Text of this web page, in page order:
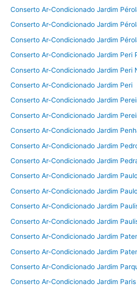
Conserto Ar-Condicionado Jardim
Conserto Ar-Condicionado Jardim
Conserto Ar-Condicionado Jardim
Conserto Ar-Condicionado Jardim Peri
Conserto Ar-Condicionado Jardim Peri
Conserto Ar-Condicionado Jardim Peri
Conserto Ar-Condicionado Jardim
Conserto Ar-Condicionado Jardim
Conserto Ar-Condicionado Jardim
Conserto Ar-Condicionado Jardim
Conserto Ar-Condicionado Jardim
Conserto Ar-Condicionado Jardim
Conserto Ar-Condicionado Jardim
Conserto Ar-Condicionado Jardim
Conserto Ar-Condicionado Jardim
Conserto Ar-Condicionado Jardim
Conserto Ar-Condicionado Jardim
Conserto Ar-Condicionado Jardim
Conserto Ar-Condicionado Jardim Paris